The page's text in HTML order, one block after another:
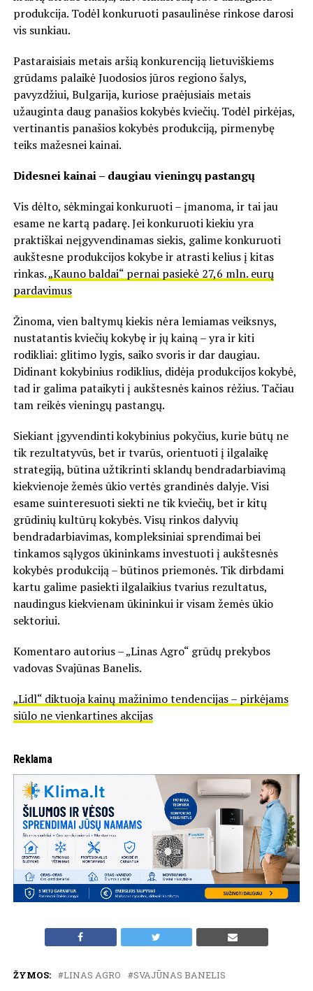
produkcija. Todėl konkuruoti pasaulinėse rinkose darosi
vis sunkiau.
Pastaraisiais metais aršią konkurenciją lietuviškiems
grūdams palaikė Juodosios jūros regiono šalys,
pavyzdžiui, Bulgarija, kuriose praėjusiais metais
užauginta daug panašios kokybės kviečių. Todėl pirkėjas,
vertinantis panašios kokybės produkciją, pirmenybę
teiks mažesnei kainai.
Didesnei kainai – daugiau vieningų pastangų
Vis dėlto, sėkmingai konkuruoti – įmanoma, ir tai jau
esame ne kartą padarę. Jei konkuruoti kiekiu yra
praktiškai neįgyvendinamas siekis, galime konkuruoti
aukštesne produkcijos kokybe ir atrasti kelius į kitas
rinkas.„Kauno baldai“ pernai pasiekė 27,6 mln. eurų
pardavimus
Žinoma, vien baltymų kiekis nėra lemiamas veiksnys,
nustatantis kviečių kokybę ir jų kainą – yra ir kiti
rodikliai: glitimo lygis, saiko svoris ir dar daugiau.
Didinant kokybinius rodiklius, didėja produkcijos kokybė,
tad ir galima pataikyti į aukštesnės kainos rėžius. Tačiau
tam reikės vieningų pastangų.
Siekiant įgyvendinti kokybinius pokyčius, kurie būtų ne
tik rezultatyvūs, bet ir tvarūs, orientuoti į ilgalaikę
strategiją, būtina užtikrinti sklandų bendradarbiavimą
kiekvienoje žemės ūkio vertės grandinės dalyje. Visi
esame suinteresuoti siekti ne tik kviečių, bet ir kitų
grūdinių kultūrų kokybės. Visų rinkos dalyvių
bendradarbiavimas, kompleksiniai sprendimai bei
tinkamos sąlygos ūkininkams investuoti į aukštesnės
kokybės produkciją – būtinos priemonės. Tik dirbdami
kartu galime pasiekti ilgalaikius tvarius rezultatus,
naudingus kiekvienam ūkininkui ir visam žemės ūkio
sektoriui.
Komentaro autorius – „Linas Agro“ grūdų prekybos
vadovas Svajūnas Banelis.
„Lidl“ diktuoja kainų mažinimo tendencijas – pirkėjams
siūlo ne vienkartines akcijas
Reklama
ŽYMOS: LINAS AGRO SVAJŪNAS BANELIS